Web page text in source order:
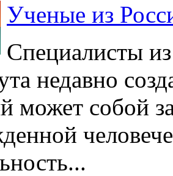
Ученые из
Специалисты
недавно
может собой